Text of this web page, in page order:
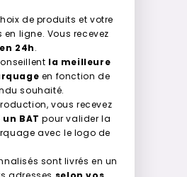
de produits et votre
ligne. Vous recevez
24h.
la meilleure
en fonction de
souhaité.
vous recevez
BAT pour valider la
avec le logo de
sont livrés en un